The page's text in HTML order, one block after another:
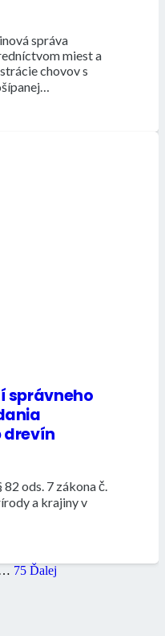
správa
miest a
chovov s
správneho
drevín
ods. 7 zákona č.
a krajiny v
75 Ďalej